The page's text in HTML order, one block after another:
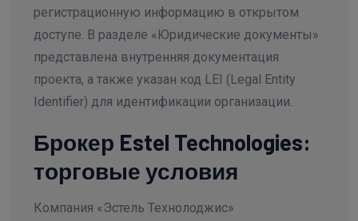
регистрационную информацию в открытом
доступе. В разделе «Юридические документы»
представлена внутренняя документация
проекта, а также указан код LEI (Legal Entity
Identifier) для идентификации организации.
Брокер Estel Technologies:
торговые условия
Компания «Эстель Технолоджис»